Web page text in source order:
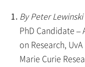
By Peter Lewinski
PhD Candidate
on Research, UvA
Marie Curie